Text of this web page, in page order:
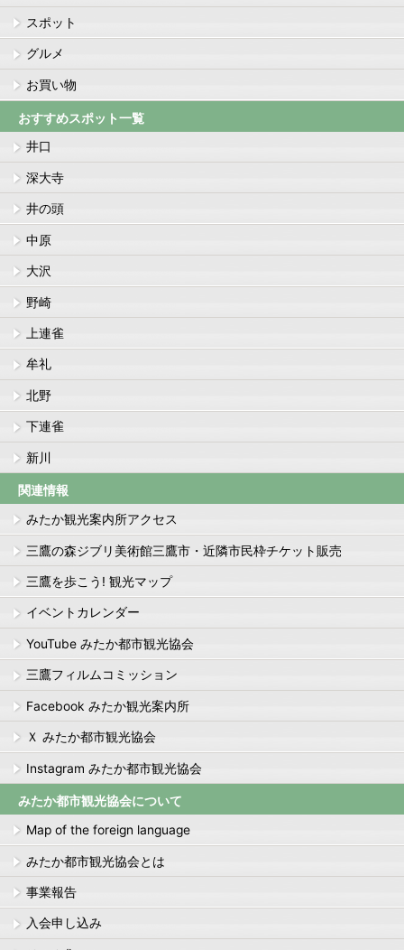
スポット
グルメ
お買い物
おすすめスポット一覧
井口
深大寺
井の頭
中原
大沢
野崎
上連雀
牟礼
北野
下連雀
新川
関連情報
みたか観光案内所アクセス
三鷹の森ジブリ美術館三鷹市・近隣市民枠チケット販売
三鷹を歩こう! 観光マップ
イベントカレンダー
YouTube みたか都市観光協会
三鷹フィルムコミッション
Facebook みたか観光案内所
Ｘ みたか都市観光協会
Instagram みたか都市観光協会
みたか都市観光協会について
Map of the foreign language
みたか都市観光協会とは
事業報告
入会申し込み